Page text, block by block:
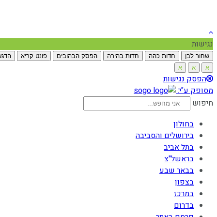
נגישות
שחור לבן חדות כהה חדות בהירה הפסק הבהובים פונט קריא
א
א א
הפסק נגישות
מסופק ע"י:
חיפוש
בחולון
בירושלים והסביבה
בתל אביב
בראשל"צ
בבאר שבע
בצפון
במרכז
בדרום